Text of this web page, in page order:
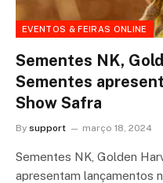
EVENTOS & FEIRAS ONLINE
Sementes NK,
Sementes
Show Safra
By support março 18, 2024
Sementes NK, Golden
apresentam lançamentos